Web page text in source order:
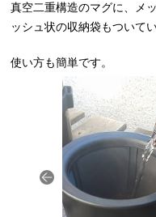
真空二重構造のマグに、メ
ッシュ状の収納袋もついてい
使い方も簡単です。